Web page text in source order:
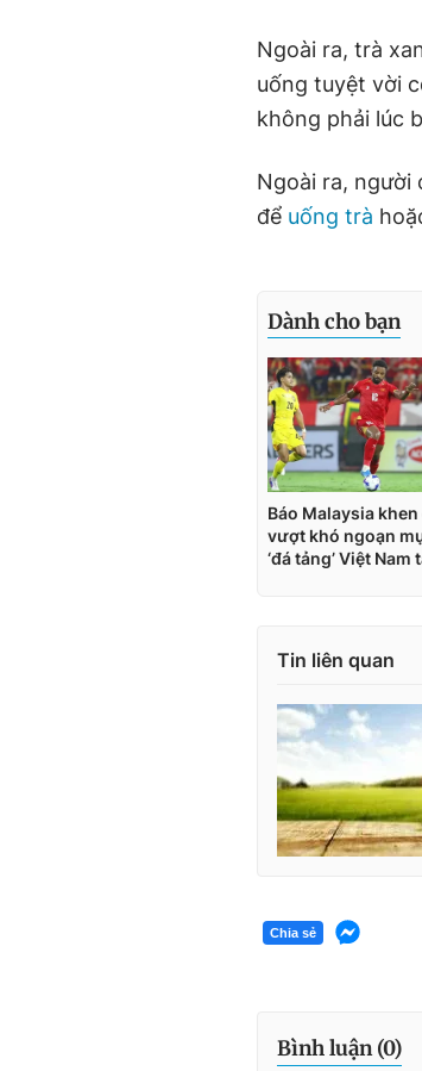
Ngoài ra, trà
uống tuyệt vời
không phải lúc
Ngoài ra, người
để uống trà
Tin liên quan
Chia sẻ
Bình luận (0)